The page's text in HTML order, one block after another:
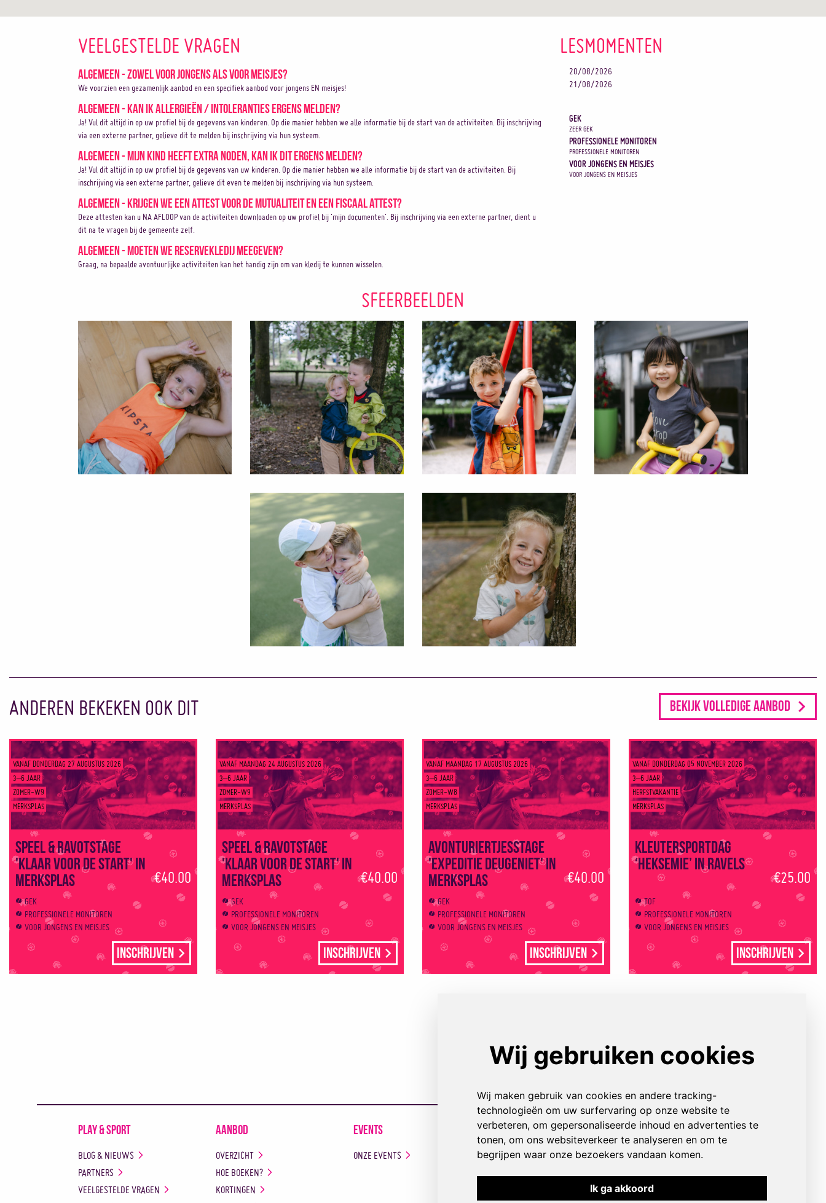
VEELGESTELDE VRAGEN
Algemeen - Zowel voor jongens als voor meisjes?
We voorzien een gezamenlijk aanbod en een specifiek aanbod voor jongens EN meisjes!
Algemeen - Kan ik allergieën / intoleranties ergens melden?
Ja! Vul dit altijd in op uw profiel bij de gegevens van kinderen. Op die manier hebben we alle informatie bij de start van de activiteiten. Bij inschrijving
via een externe partner, gelieve dit te melden bij inschrijving via hun systeem.
Algemeen - Mijn kind heeft extra noden, kan ik dit ergens melden?
Ja! Vul dit altijd in op uw profiel bij de gegevens van uw kinderen. Op die manier hebben we alle informatie bij de start van de activiteiten. Bij
inschrijving via een externe partner, gelieve dit even te melden bij inschrijving via hun systeem.
Algemeen - Krijgen we een attest voor de mutualiteit en een fiscaal attest?
Deze attesten kan u NA AFLOOP van de activiteiten downloaden op uw profiel bij 'mijn documenten'. Bij inschrijving via een externe partner, dient u
dit na te vragen bij de gemeente zelf.
Algemeen - Moeten we reservekledij meegeven?
Graag, na bepaalde avontuurlijke activiteiten kan het handig zijn om van kledij te kunnen wisselen.
LESMOMENTEN
20/08/2026
21/08/2026
GEK
ZEER GEK
PROFESSIONELE MONITOREN
PROFESSIONELE MONITOREN
VOOR JONGENS EN MEISJES
VOOR JONGENS EN MEISJES
SFEERBEELDEN
ANDEREN BEKEKEN OOK DIT Bekijk volledige aanbod
VANAF DONDERDAG 27 AUGUSTUS 2026
3–6 JAAR
ZOMER-W9
MERKSPLAS
Speel & Ravotstage
'Klaar voor de start' in
Merksplas
€40.00
GEK
PROFESSIONELE MONITOREN
VOOR JONGENS EN MEISJES
Inschrijven
VANAF MAANDAG 24 AUGUSTUS 2026
3–6 JAAR
ZOMER-W9
MERKSPLAS
Speel & Ravotstage
'Klaar voor de start' in
Merksplas
€40.00
GEK
PROFESSIONELE MONITOREN
VOOR JONGENS EN MEISJES
Inschrijven
VANAF MAANDAG 17 AUGUSTUS 2026
3–6 JAAR
ZOMER-W8
MERKSPLAS
Avonturiertjesstage
'Expeditie Deugeniet' in
Merksplas
€40.00
GEK
PROFESSIONELE MONITOREN
VOOR JONGENS EN MEISJES
Inschrijven
VANAF DONDERDAG 05 NOVEMBER 2026
3–6 JAAR
HERFSTVAKANTIE
MERKSPLAS
Kleutersportdag
‘Heksemie’ in Ravels
€25.00
TOF
PROFESSIONELE MONITOREN
VOOR JONGENS EN MEISJES
Inschrijven
Play & Sport
BLOG & NIEUWS
PARTNERS
VEELGESTELDE VRAGEN
Aanbod
OVERZICHT
HOE BOEKEN?
KORTINGEN
Events
ONZE EVENTS
Monitoren
MONITORENPLATFORM
Over ons
CONTACTFORMULIER
ONZE LOCATIES